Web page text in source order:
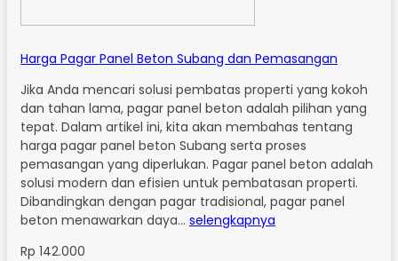
Harga Pagar Panel Beton Subang dan Pemasangan
Jika Anda mencari solusi pembatas properti yang kokoh
dan tahan lama, pagar panel beton adalah pilihan yang
tepat. Dalam artikel ini, kita akan membahas tentang
harga pagar panel beton Subang serta proses
pemasangan yang diperlukan. Pagar panel beton adalah
solusi modern dan efisien untuk pembatasan properti.
Dibandingkan dengan pagar tradisional, pagar panel
beton menawarkan daya… selengkapnya
Rp 142.000